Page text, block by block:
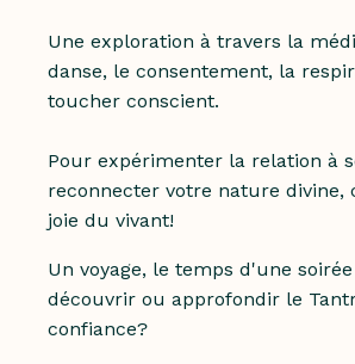
Une exploration à travers la
danse, le consentement, la
toucher conscient.
Pour expérimenter la relation à
reconnecter votre nature divine,
joie du vivant!
Un voyage, le temps d'une
découvrir ou approfondir le
confiance?